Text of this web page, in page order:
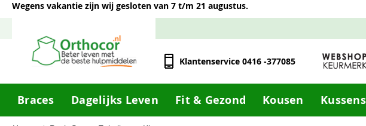
Wegens vakantie zijn wij gesloten van 7 t/m 21 augustus.
Klantenservice 0416 -377085
Braces Dagelijks Leven Fit & Gezond Kousen Kussens